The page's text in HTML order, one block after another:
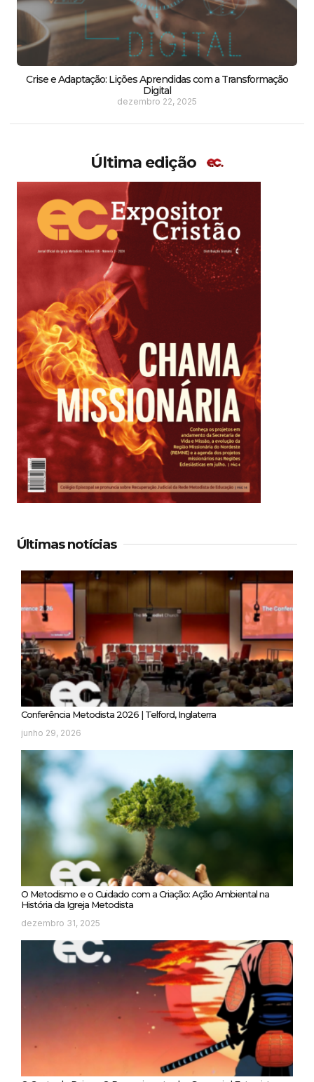
Crise e Adaptação: Lições Aprendidas com a Transformação
Digital
dezembro 22, 2025
Última edição
Últimas notícias
Conferência Metodista 2026 | Telford, Inglaterra
junho 29, 2026
O Metodismo e o Cuidado com a Criação: Ação Ambiental na
História da Igreja Metodista
dezembro 31, 2025